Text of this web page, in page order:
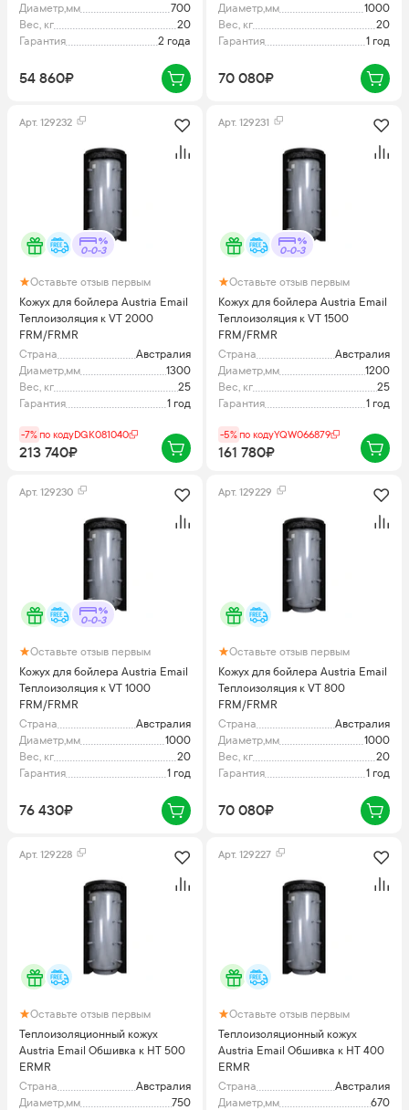
Диаметр,мм
700
Вес, кг
20
Гарантия
2 года
54 860₽
Диаметр,мм
1000
Вес, кг
20
Гарантия
1 год
70 080₽
Арт. 129232
0-0-3
Оставьте отзыв первым
Кожух для бойлера Austria Email
Теплоизоляция к VT 2000
FRM/FRMR
Страна
Австралия
Диаметр,мм
1300
Вес, кг
25
Гарантия
1 год
-7%по кодуDGK081040
213 740₽
Арт. 129231
0-0-3
Оставьте отзыв первым
Кожух для бойлера Austria Email
Теплоизоляция к VT 1500
FRM/FRMR
Страна
Австралия
Диаметр,мм
1200
Вес, кг
25
Гарантия
1 год
-5%по кодуYQW066879
161 780₽
Арт. 129230
0-0-3
Оставьте отзыв первым
Кожух для бойлера Austria Email
Теплоизоляция к VT 1000
FRM/FRMR
Страна
Австралия
Диаметр,мм
1000
Вес, кг
20
Гарантия
1 год
76 430₽
Арт. 129229
Оставьте отзыв первым
Кожух для бойлера Austria Email
Теплоизоляция к VT 800
FRM/FRMR
Страна
Австралия
Диаметр,мм
1000
Вес, кг
20
Гарантия
1 год
70 080₽
Арт. 129228
Оставьте отзыв первым
Теплоизоляционный кожух
Austria Email Обшивка к HT 500
ERMR
Страна
Австралия
Диаметр,мм
750
Арт. 129227
Оставьте отзыв первым
Теплоизоляционный кожух
Austria Email Обшивка к HT 400
ERMR
Страна
Австралия
Диаметр,мм
670